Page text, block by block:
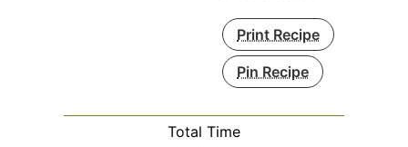
Print Recipe
Pin Recipe
Total Time